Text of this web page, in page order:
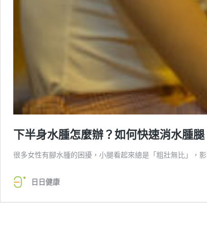
下半身水腫怎麼辦？如何快速消水腫
很多女性有腳水腫的困擾，小腿看起來總是「粗壯無比」，
日日健康